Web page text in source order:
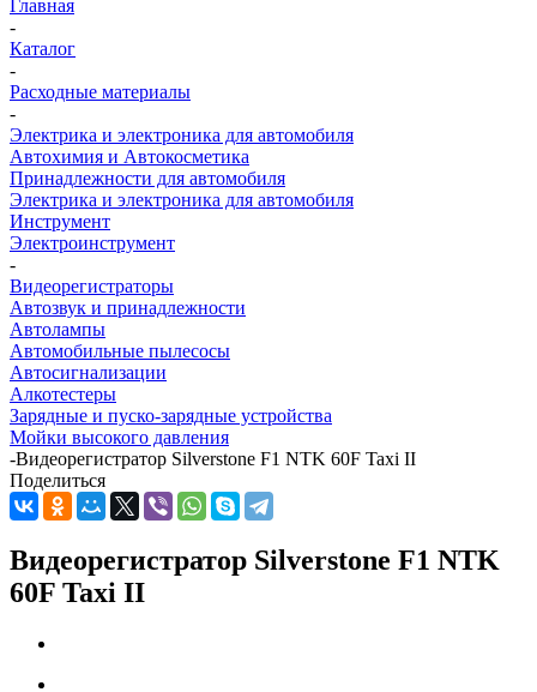
Главная
-
Каталог
-
Расходные материалы
-
Электрика и электроника для автомобиля
Автохимия и Автокосметика
Принадлежности для автомобиля
Электрика и электроника для автомобиля
Инструмент
Электроинструмент
-
Видеорегистраторы
Автозвук и принадлежности
Автолампы
Автомобильные пылесосы
Автосигнализации
Алкотестеры
Зарядные и пуско-зарядные устройства
Мойки высокого давления
-Видеорегистратор Silverstone F1 NTK 60F Taxi II
Поделиться
Видеорегистратор Silverstone F1 NTK
60F Taxi II